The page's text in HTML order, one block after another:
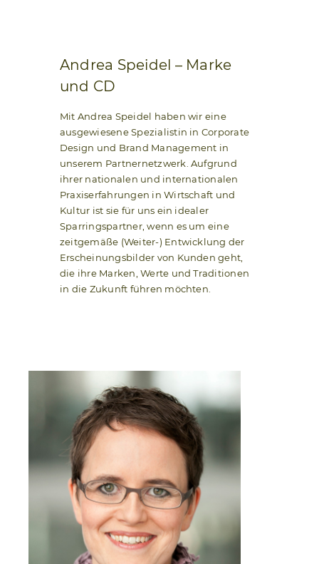
Andrea Speidel – Marke
und CD
Mit Andrea Speidel haben wir eine
ausgewiesene Spezialistin in Corporate
Design und Brand Management in
unserem Partnernetzwerk. Aufgrund
ihrer nationalen und internationalen
Praxiserfahrungen in Wirtschaft und
Kultur ist sie für uns ein idealer
Sparringspartner, wenn es um eine
zeitgemäße (Weiter-) Entwicklung der
Erscheinungsbilder von Kunden geht,
die ihre Marken, Werte und Traditionen
in die Zukunft führen möchten.